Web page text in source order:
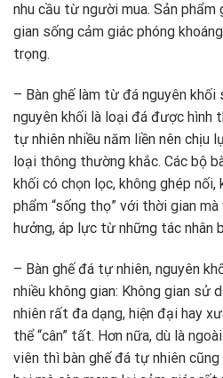
nhu cầu từ người mua. Sản phẩm
gian sống cảm giác phóng
trọng.
– Bàn ghế làm từ đá nguyên khối
nguyên khối là loại đá được hình
tự nhiên nhiều năm liền nên chịu
loại thông thường khắc. Các bộ
khối có chọn lọc, không ghép
phẩm “sống thọ” với thời gian
hưởng, áp lực từ những tác nhân
– Bàn ghế đá tự nhiên, nguyên
nhiều không gian: Không gian sử
nhiên rất đa dạng, hiện đại hay
thể “cân” tất. Hơn nữa, dù là
viên thì bàn ghế đá tự nhiên cũng